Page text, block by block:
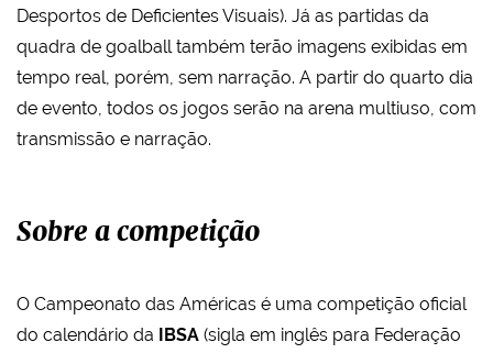
Desportos de Deficientes Visuais). Já as partidas da
quadra de goalball também terão imagens exibidas em
tempo real, porém, sem narração. A partir do quarto dia
de evento, todos os jogos serão na arena multiuso, com
transmissão e narração.
Sobre a competição
O Campeonato das Américas é uma competição oficial
do calendário da IBSA (sigla em inglês para Federação